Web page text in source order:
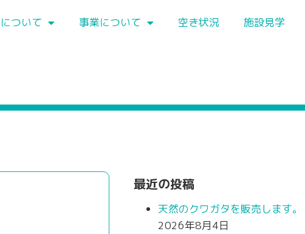
ついて 事業について 空き状況 施設見学
最近の投稿
天然のクワガタを販売します。
2026年8月4日